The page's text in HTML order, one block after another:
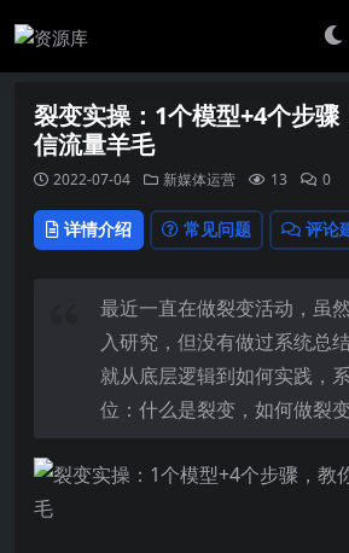
裂变实操：1个模型+4个步骤
信流量羊毛
2022-07-04 新媒体运营 13 0
详情介绍 常见问题 评论
最近一直在做裂变活动 ，虽
入研究，但没有做过系统总
就从底层逻辑到如何实践，
位：什么是裂变，如何做裂变